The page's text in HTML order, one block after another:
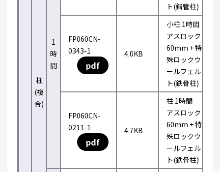
柱
(複
合)
1
時
間
ト(鋼管柱)
FP060CN-
0343-1
pdf
4.0KB
小柱 1時間
アスロック
60mm + 特
殊ロックウ
ールフェル
ト(鉄骨柱)
FP060CN-
0211-1
pdf
4.7KB
柱 1時間
アスロック
60mm + 特
殊ロックウ
ールフェル
ト(鉄骨柱)